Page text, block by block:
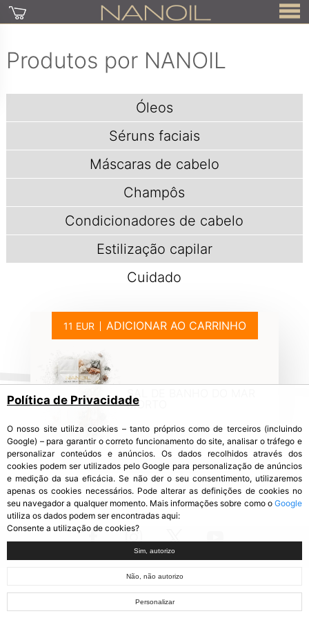
Produtos por NANOIL
Óleos
Séruns faciais
Máscaras de cabelo
Champôs
Condicionadores de cabelo
Estilização capilar
Cuidado
ADICIONAR AO CARRINHO
SAL DE BANHO DO MAR
MORTO
Política de Privacidade
O nosso site utiliza cookies – tanto próprios como de terceiros (incluindo
Google) – para garantir o correto funcionamento do site, analisar o tráfego e
personalizar conteúdos e anúncios. Os dados recolhidos através dos
cookies podem ser utilizados pelo Google para personalização de anúncios
e medição da sua eficácia. Se não der o seu consentimento, utilizaremos
apenas os cookies necessários. Pode alterar as definições de cookies no
seu navegador a qualquer momento. Mais informações sobre como o Google
utiliza os dados podem ser encontradas aqui:
Consente a utilização de cookies?
Sim, autorizo
Não, não autorizo
Personalizar